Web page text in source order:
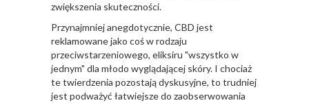
zwiększenia skuteczności.
Przynajmniej anegdotycznie, CBD jest
reklamowane jako coś w rodzaju
przeciwstarzeniowego, eliksiru "wszystko w
jednym" dla młodo wyglądającej skóry. I chociaż
te twierdzenia pozostają dyskusyjne, to trudniej
jest podważyć łatwiejsze do zaobserwowania